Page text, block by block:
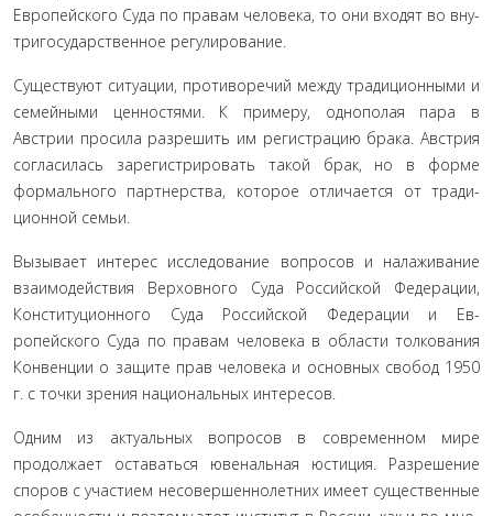
Европейского Суда по правам человека, то они входят во вну­
тригосударственное регулирование.
Существуют ситуации, противоречий между традици­онными и
семейными ценностями. К примеру, однополая пара в
Австрии просила разрешить им регистрацию брака. Австрия
согласилась зарегистрировать такой брак, но в фор­ме
формального партнерства, которое отличается от тради­
ционной семьи.
Вызывает интерес исследование вопросов и налажива­ние
взаимодействия Верховного Суда Российской Федера­ции,
Конституционного Суда Российской Федерации и Ев­
ропейского Суда по правам человека в области толкования
Конвенции о защите прав человека и основных свобод 1950
г. с точки зрения национальных интересов.
Одним из актуальных вопросов в современном мире
продолжает оставаться ювенальная юстиция. Разрешение
споров с участием несовершеннолетних имеет существенные